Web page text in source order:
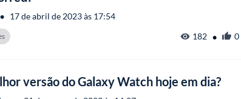
• 17 de abril de 2023 às 17:54
182 • 0
versão do Galaxy Watch hoje em dia?